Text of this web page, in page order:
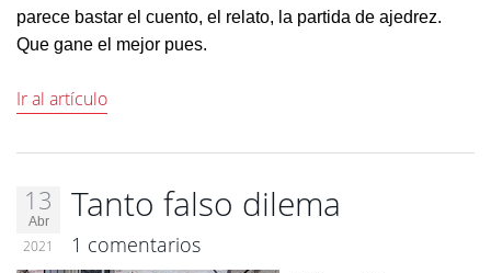
parece bastar el cuento, el relato, la partida de ajedrez.
Que gane el mejor pues.
Ir al artículo
13
Abr
2021
Tanto falso dilema
1 comentarios